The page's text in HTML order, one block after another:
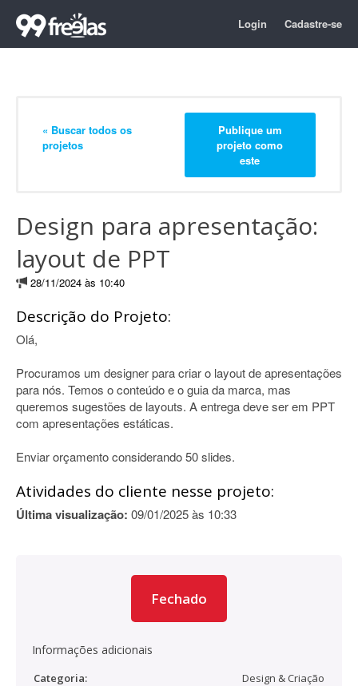
Login Cadastre-se
« Buscar todos os
projetos
Publique um
projeto como
este
Design para apresentação:
layout de PPT
28/11/2024 às 10:40
Descrição do Projeto:
Olá,
Procuramos um designer para criar o layout de apresentações
para nós. Temos o conteúdo e o guia da marca, mas
queremos sugestões de layouts. A entrega deve ser em PPT
com apresentações estáticas.
Enviar orçamento considerando 50 slides.
Atividades do cliente nesse projeto:
Última visualização: 09/01/2025 às 10:33
Fechado
Informações adicionais
Categoria:
Design & Criação